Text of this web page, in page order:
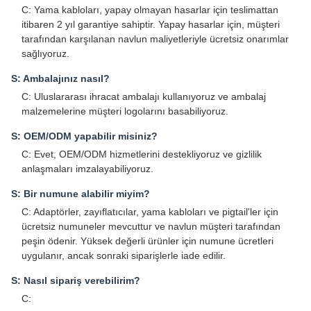
C: Yama kabloları, yapay olmayan hasarlar için teslimattan
itibaren 2 yıl garantiye sahiptir. Yapay hasarlar için, müşteri
tarafından karşılanan navlun maliyetleriyle ücretsiz onarımlar
sağlıyoruz.
S: Ambalajınız nasıl?
C: Uluslararası ihracat ambalajı kullanıyoruz ve ambalaj
malzemelerine müşteri logolarını basabiliyoruz.
S: OEM/ODM yapabilir misiniz?
C: Evet, OEM/ODM hizmetlerini destekliyoruz ve gizlilik
anlaşmaları imzalayabiliyoruz.
S: Bir numune alabilir miyim?
C: Adaptörler, zayıflatıcılar, yama kabloları ve pigtail'ler için
ücretsiz numuneler mevcuttur ve navlun müşteri tarafından
peşin ödenir. Yüksek değerli ürünler için numune ücretleri
uygulanır, ancak sonraki siparişlerle iade edilir.
S: Nasıl sipariş verebilirim?
C: